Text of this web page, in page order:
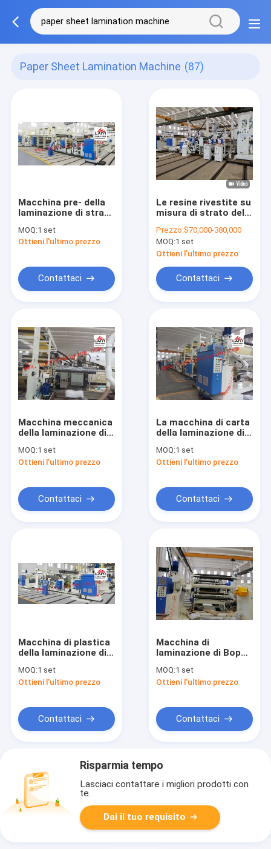
Paper Sheet Lamination Machine (87)
Macchina pre- della
laminazione di strato
dell'ANIMALE
DOMESTICO con
costante
MOQ:1 set
Ottieni l'ultimo prezzo
Contattaci
Le resine rivestite su
misura di strato della
della laminazione
gradiscono
LDPE/LLDPE/PP/EVA
Prezzo:$70,000-380,000
MOQ:1 set
Ottieni l'ultimo prezzo
Contattaci
Macchina meccanica
della laminazione di
macchina di
laminazione di CA
MOQ:1 set
Ottieni l'ultimo prezzo
Contattaci
La macchina di carta
della laminazione di
precisione, sventa la
grande macchina di
MOQ:1 set
Ottieni l'ultimo prezzo
Contattaci
Macchina di plastica
della laminazione di
macchina meccanica
della laminazione di
MOQ:1 set
Ottieni l'ultimo prezzo
Contattaci
Macchina di
laminazione di Bopp
laminazione dello
strato di plastica di
MOQ:1 set
Ottieni l'ultimo prezzo
Contattaci
Risparmia tempo
Lasciaci contattare i migliori prodotti con
te.
Dai il tuo requisito